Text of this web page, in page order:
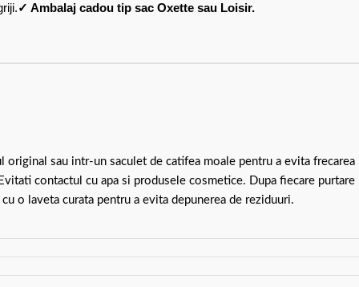
✓ Ambalaj cadou tip sac Oxette sau Loisir.
original sau intr-un saculet de catifea moale pentru a evita frecarea
contactul cu apa si produsele cosmetice. Dupa fiecare purtare
o laveta curata pentru a evita depunerea de reziduuri.